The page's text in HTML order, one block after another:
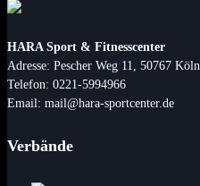
HARA Sport & Fitnesscenter
Adresse: Pescher Weg 11, 50767 Köln
Telefon: 0221-5994966
Email: mail@hara-sportcenter.de
Verbände